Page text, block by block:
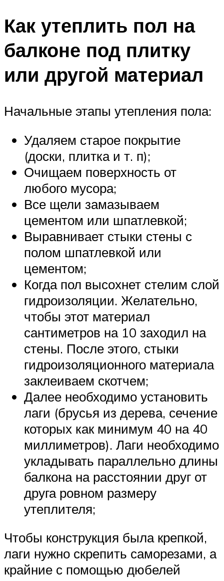
Как утеплить пол на
балконе под плитку
или другой материал
Начальные этапы утепления пола:
Удаляем старое покрытие
(доски, плитка и т. п);
Очищаем поверхность от
любого мусора;
Все щели замазываем
цементом или шпатлевкой;
Выравнивает стыки стены с
полом шпатлевкой или
цементом;
Когда пол высохнет стелим слой
гидроизоляции. Желательно,
чтобы этот материал
сантиметров на 10 заходил на
стены. После этого, стыки
гидроизоляционного материала
заклеиваем скотчем;
Далее необходимо установить
лаги (брусья из дерева, сечение
которых как минимум 40 на 40
миллиметров). Лаги необходимо
укладывать параллельно длины
балкона на расстоянии друг от
друга ровном размеру
утеплителя;
Чтобы конструкция была крепкой,
лаги нужно скрепить саморезами, а
крайние с помощью дюбелей